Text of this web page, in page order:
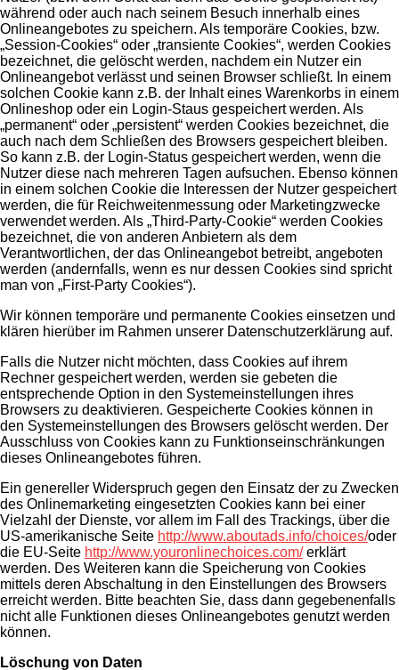
während oder auch nach seinem Besuch innerhalb eines
Onlineangebotes zu speichern. Als temporäre Cookies, bzw.
„Session-Cookies“ oder „transiente Cookies“, werden Cookies
bezeichnet, die gelöscht werden, nachdem ein Nutzer ein
Onlineangebot verlässt und seinen Browser schließt. In einem
solchen Cookie kann z.B. der Inhalt eines Warenkorbs in einem
Onlineshop oder ein Login-Staus gespeichert werden. Als
„permanent“ oder „persistent“ werden Cookies bezeichnet, die
auch nach dem Schließen des Browsers gespeichert bleiben.
So kann z.B. der Login-Status gespeichert werden, wenn die
Nutzer diese nach mehreren Tagen aufsuchen. Ebenso können
in einem solchen Cookie die Interessen der Nutzer gespeichert
werden, die für Reichweitenmessung oder Marketingzwecke
verwendet werden. Als „Third-Party-Cookie“ werden Cookies
bezeichnet, die von anderen Anbietern als dem
Verantwortlichen, der das Onlineangebot betreibt, angeboten
werden (andernfalls, wenn es nur dessen Cookies sind spricht
man von „First-Party Cookies“).
Wir können temporäre und permanente Cookies einsetzen und
klären hierüber im Rahmen unserer Datenschutzerklärung auf.
Falls die Nutzer nicht möchten, dass Cookies auf ihrem
Rechner gespeichert werden, werden sie gebeten die
entsprechende Option in den Systemeinstellungen ihres
Browsers zu deaktivieren. Gespeicherte Cookies können in
den Systemeinstellungen des Browsers gelöscht werden. Der
Ausschluss von Cookies kann zu Funktionseinschränkungen
dieses Onlineangebotes führen.
Ein genereller Widerspruch gegen den Einsatz der zu Zwecken
des Onlinemarketing eingesetzten Cookies kann bei einer
Vielzahl der Dienste, vor allem im Fall des Trackings, über die
US-amerikanische Seite http://www.aboutads.info/choices/oder
die EU-Seite http://www.youronlinechoices.com/erklärt
werden. Des Weiteren kann die Speicherung von Cookies
mittels deren Abschaltung in den Einstellungen des Browsers
erreicht werden. Bitte beachten Sie, dass dann gegebenenfalls
nicht alle Funktionen dieses Onlineangebotes genutzt werden
können.
Löschung von Daten